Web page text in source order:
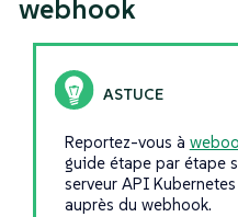
webhook
Reportez-vous à
guide étape par étape
serveur API
auprès du webhook.